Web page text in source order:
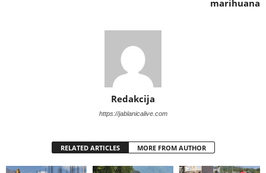
marihuana
Redakcija
https://jablanicalive.com
RELATED ARTICLES MORE FROM AUTHOR